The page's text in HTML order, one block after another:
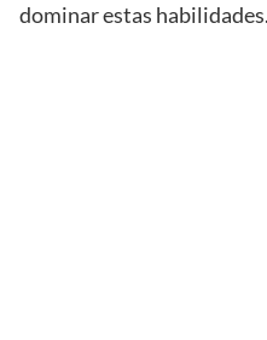
dominar estas habilidades.